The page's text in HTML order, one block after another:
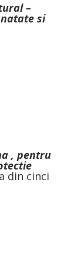
–
si
, pentru
din cinci